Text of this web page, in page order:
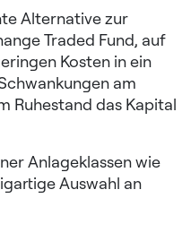
Alternative zur
Traded Fund, auf
Kosten in ein
am
Ruhestand das Kapital
Anlageklassen wie
Auswahl an